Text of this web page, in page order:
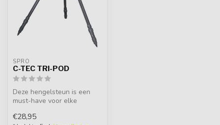
SPRO
C-TEC TRI-POD
Deze hengelsteun is een
must-have voor elke
met oog v...
€28,95